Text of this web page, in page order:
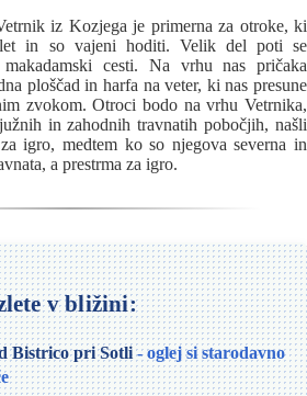
iz Kozjega je primerna za otroke, ki
in so vajeni hoditi. Velik del poti se
cesti. Na vrhu nas pričaka
ploščad in harfa na veter, ki nas presune
zvokom. Otroci bodo na vrhu Vetrnika,
in zahodnih travnatih pobočjih, našli
igro, medtem ko so njegova severna in
a prestrma za igro.
v bližini:
Bistrico pri Sotli - oglej si starodavno